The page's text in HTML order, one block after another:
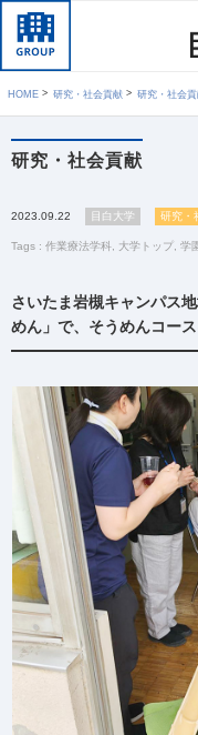
HOME 研究・社会貢献 研究・社会貢
研究・社会貢献
2023.09.22 目白大学 研究・
Tags : 作業療法学科 大学トップ 学
さいたま岩槻キャンパス
めん」で、そうめんコー